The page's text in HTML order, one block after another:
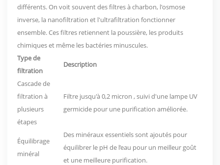
différents. On voit souvent des filtres à charbon, l'osmose
inverse, la nanofiltration et l'ultrafiltration fonctionner
ensemble. Ces filtres retiennent la poussière, les produits
chimiques et même les bactéries minuscules.
Type de
filtration
Description
Cascade de
filtration à
plusieurs
étapes
Filtre jusqu'à0,2 micron , suivi d'une lampe UV
germicide pour une purification améliorée.
Équilibrage
minéral
Des minéraux essentiels sont ajoutés pour
équilibrer le pH de l’eau pour un meilleur goût
et une meilleure purification.